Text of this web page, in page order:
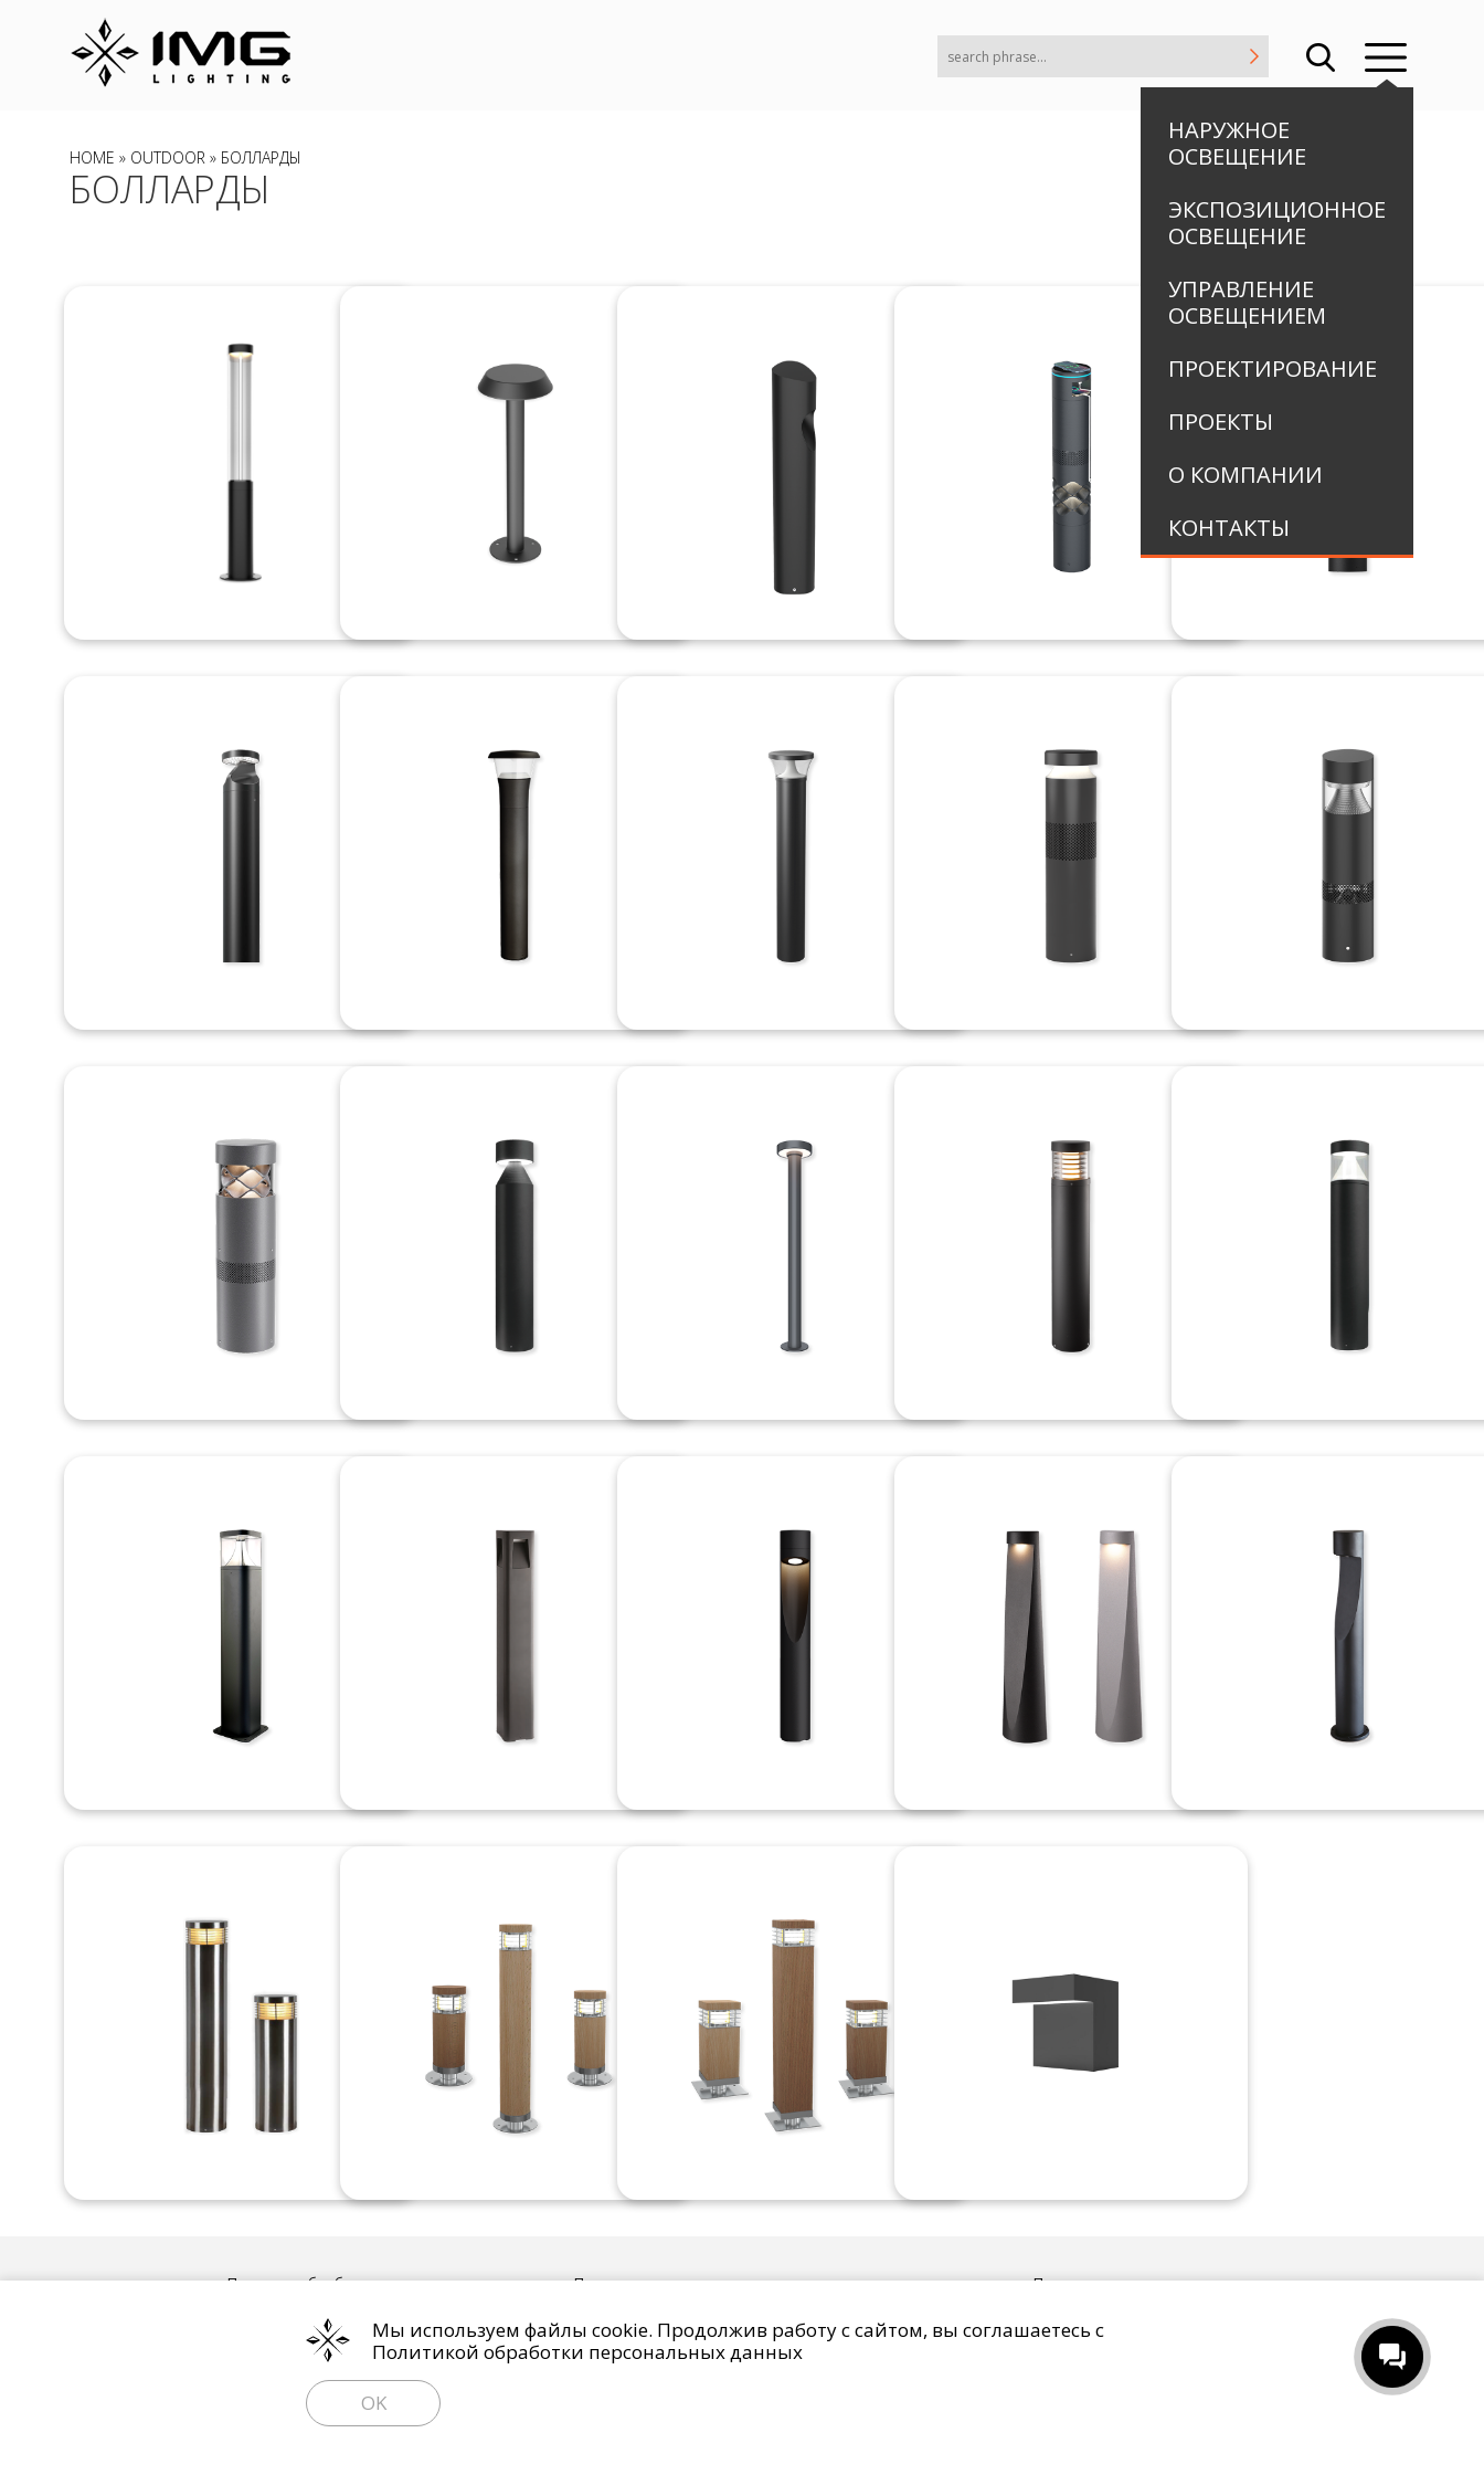
НАРУЖНОЕ
ОСВЕЩЕНИЕ
ЭКСПОЗИЦИОННОЕ
ОСВЕЩЕНИЕ
УПРАВЛЕНИЕ
ОСВЕЩЕНИЕМ
ПРОЕКТИРОВАНИЕ
ПРОЕКТЫ
О КОМПАНИИ
КОНТАКТЫ
HOME » OUTDOOR » БОЛЛАРДЫ
БОЛЛАРДЫ
Политика обработки персональных данных Право на отзыв согласия и удаление персональных данных Пользовательское соглашение
IMG Lighting © 2014 - 2026
Мы используем файлы cookie. Продолжив работу с сайтом, вы соглашаетесь с
Политикой обработки персональных данных
OK